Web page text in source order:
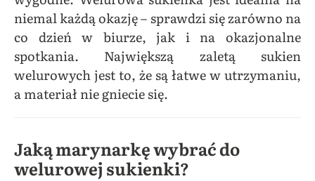
niemal każdą okazję – sprawdzi się zarówno na
co dzień w biurze, jak i na okazjonalne
spotkania. Największą zaletą sukien
welurowych jest to, że są łatwe w utrzymaniu,
a materiał nie gniecie się.
Jaką marynarkę wybrać do
welurowej sukienki?